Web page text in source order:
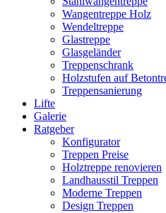
Wangentreppe Holz
Wendeltreppe
Glastreppe
Glasgeländer
Treppenschrank
Holzstufen auf
Treppensanierung
Lifte
Galerie
Ratgeber
Konfigurator
Treppen Preise
Holztreppe renovieren
Landhausstil Treppen
Moderne Treppen
Design Treppen